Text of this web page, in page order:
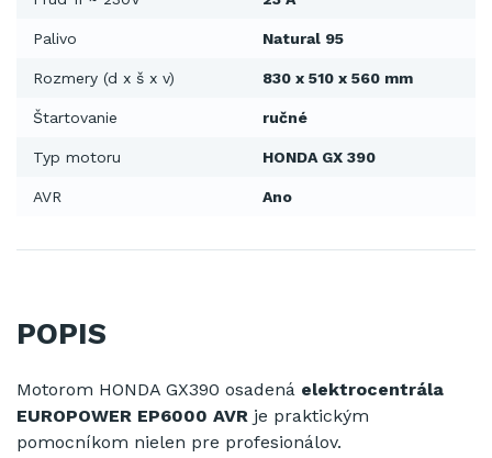
Palivo Natural 95
Rozmery (d x š x v) 830 x 510 x 560 mm
Štartovanie ručné
Typ motoru HONDA GX 390
AVR Ano
POPIS
Motorom HONDA GX390 osadená elektrocentrála
EUROPOWER EP6000 AVR je praktickým
pomocníkom nielen pre profesionálov.